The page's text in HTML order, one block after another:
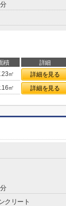
積 詳細
㎡ 詳細を見る
㎡ 詳細を見る
クリート